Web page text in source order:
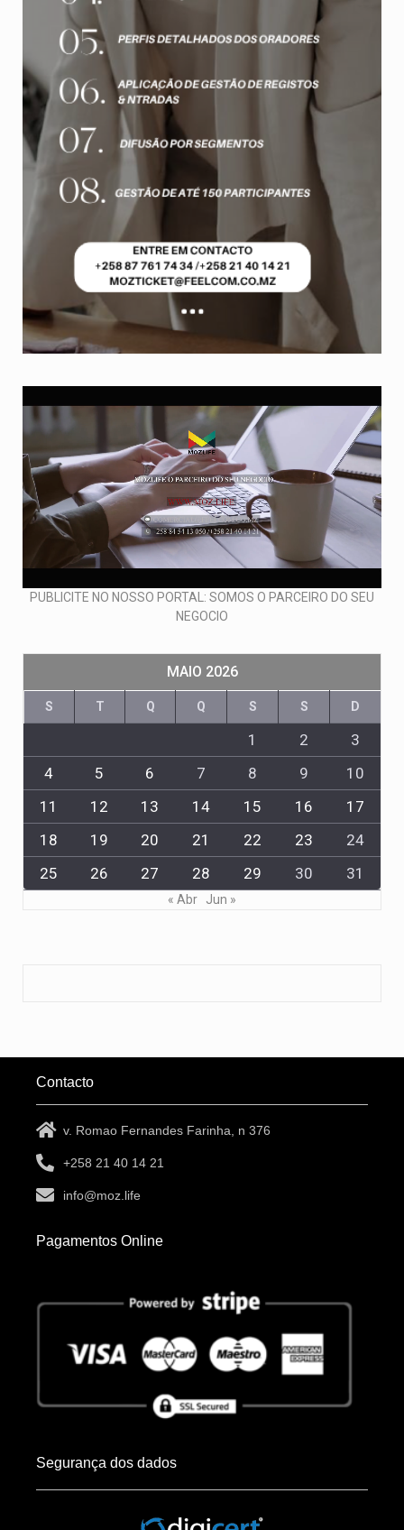
PUBLICITE NO NOSSO PORTAL: SOMOS O PARCEIRO DO SEU
NEGOCIO
MAIO 2026
S T Q Q S S D
1 2
3
4
5 6 7 8 9
10
11
12 13 14 15 16
17
18
19 20 21 22 23
24
25
26 27 28 29 30 31
« Abr Jun »
Contacto
v. Romao Fernandes Farinha, n 376
+258 21 40 14 21
info@moz.life
Pagamentos Online
Segurança dos dados